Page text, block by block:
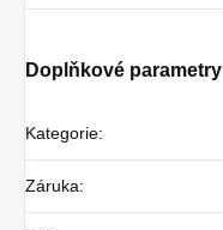
Doplňkové parametry
Kategorie:
Záruka: